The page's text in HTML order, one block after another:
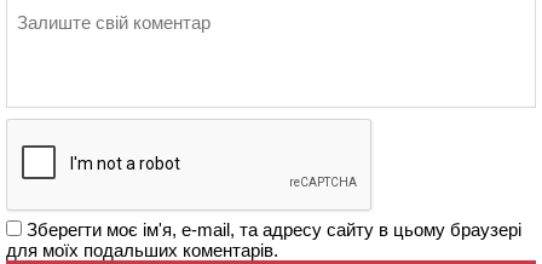
Зберегти моє ім'я, e-mail, та адресу сайту в цьому браузері
для моїх подальших коментарів.